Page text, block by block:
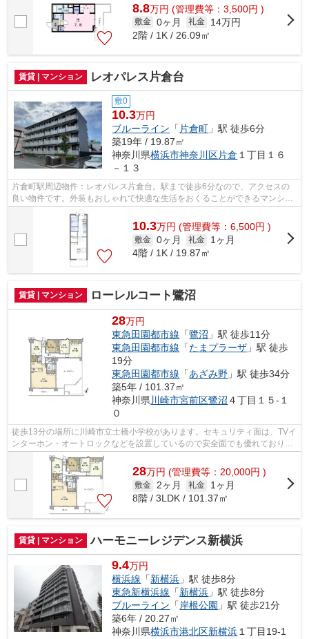
8.8万円 (管理費等：3,500円 )
敷金 0ヶ月 礼金
14万円
2階 / 1K / 26.09㎡
賃貸 | マンション レオパレス片倉台
敷0
10.3万円
ブルーライン 「 片倉町 」駅 徒歩6分
築19年 / 19.87㎡
神奈川県横浜市神奈川区片倉 １丁目１６
－１３
片倉町駅周辺物件：レオパレス片倉台。駅まで徒歩6分なので、アクセスの
良い物件です。外装もおしゃれで快適な生活をおくることができるマンショ
ンです。当社では、横浜市神奈川区エリ...
10.3万円 (管理費等：6,500円 )
敷金 0ヶ月 礼金
1ヶ月
4階 / 1K / 19.87㎡
賃貸 | マンション ローレルコート鷺沼
28万円
東急田園都市線 「鷺沼 」駅 徒歩11分
東急田園都市線 「たまプラーザ 」駅 徒歩
19分
東急田園都市線 「あざみ野 」駅 徒歩34分
築5年 / 101.37㎡
神奈川県 川崎市宮前区鷺沼 ４丁目１５-１
０
徒歩13分の場所に川崎市立土橋小学校があります。セキュリティ面は、TVイ
ンターホン・オートロックなどを設置しているので安全面でも優れておりま
す。お引越し時期のご相談、お待ちし...
28万円 (管理費等：20,000円 )
敷金 2ヶ月 礼金
1ヶ月
8階 / 3LDK / 101.37㎡
賃貸 | マンション ハーモニーレジデンス新横浜
9.4万円
横浜線 「新横浜 」駅 徒歩8分
東急新横浜線 「新横浜 」駅 徒歩8分
ブルーライン 「岸根公園 」駅 徒歩21分
築6年 / 20.27㎡
神奈川県横浜市港北区新横浜１丁目19-1